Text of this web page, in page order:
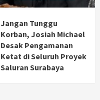
Jangan Tunggu
Korban, Josiah Michael
Desak Pengamanan
Ketat di Seluruh Proyek
Saluran Surabaya